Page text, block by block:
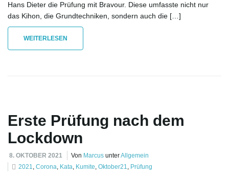
Hans Dieter die Prüfung mit Bravour. Diese umfasste nicht nur
das Kihon, die Grundtechniken, sondern auch die […]
WEITERLESEN
Erste Prüfung nach dem
Lockdown
8. OKTOBER 2021 Von Marcus unterAllgemein
2021, Corona, Kata, Kumite, Oktober21, Prüfung